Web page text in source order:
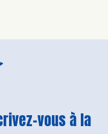
vous à la